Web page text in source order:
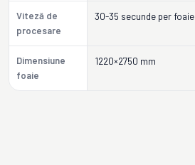
Viteză de
procesare
30-35 secunde per foaie
Dimensiune
foaie
1220×2750 mm